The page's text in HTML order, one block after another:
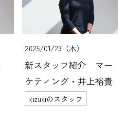
2025/01/23（木）
新スタッフ紹介 マー
ケティング・井上裕貴
kizukiのスタッフ